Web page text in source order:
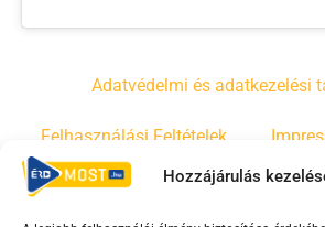
Hozzájárulás
Adatvédelmi és adatkezelési
Felhasználási Feltételek
Irányelvek Moderálási